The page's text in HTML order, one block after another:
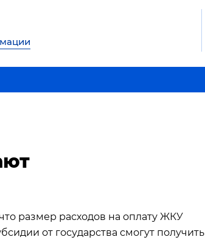
размер расходов на оплату ЖКУ
от государства смогут получить